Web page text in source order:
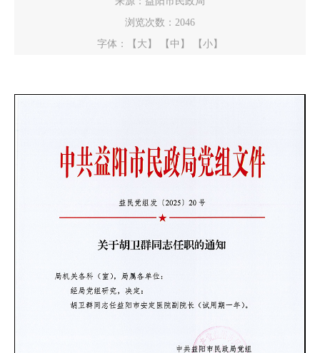
浏览次数： 2046
字体：
【大】 【中】 【小】